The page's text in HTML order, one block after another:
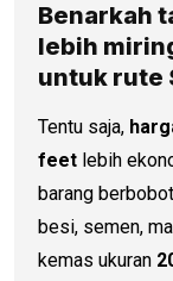
Benarkah
lebih
untuk rute
Tentu saja,
feet lebih
barang
besi, semen,
kemas ukuran